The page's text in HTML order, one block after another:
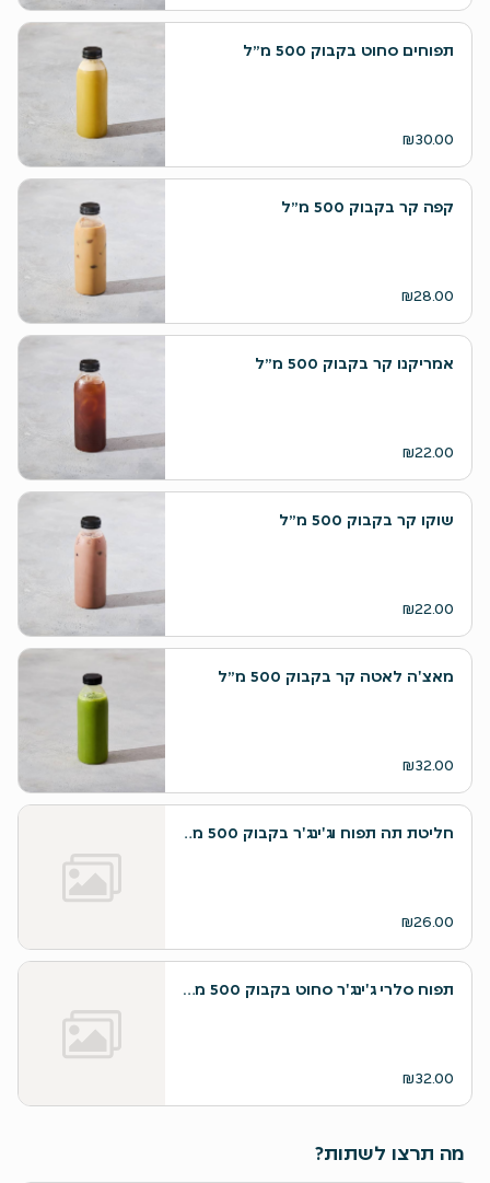
תפוחים סחוט בקבוק 500 מ״ל
₪30.00
קפה קר בקבוק 500 מ״ל
₪28.00
אמריקנו קר בקבוק 500 מ״ל
₪22.00
שוקו קר בקבוק 500 מ״ל
₪22.00
מאצ'ה לאטה קר בקבוק 500 מ״ל
₪32.00
חליטת תה תפוח וג'ינג'ר בקבוק 500 מ״ל
₪26.00
תפוח סלרי ג'ינג'ר סחוט בקבוק 500 מ״ל
₪32.00
מה תרצו לשתות?